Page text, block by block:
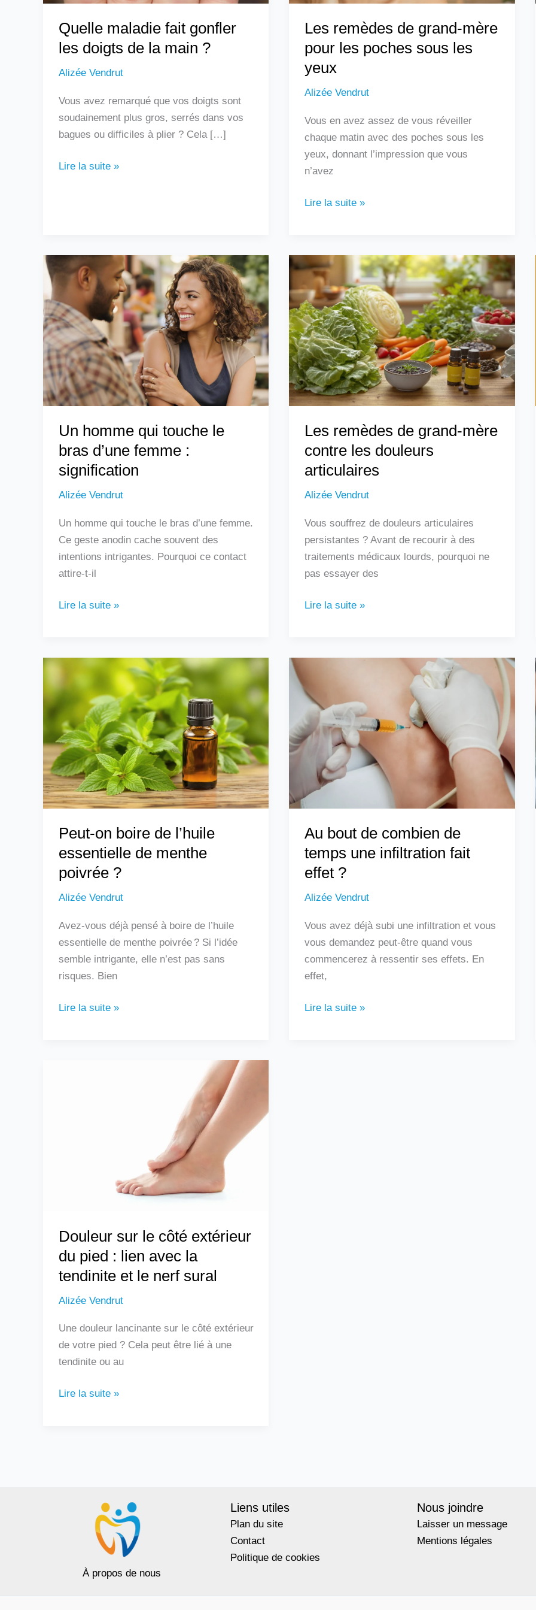
Quelle maladie fait gonfler
les doigts de la main ?
Alizée Vendrut
Vous avez remarqué que vos doigts sont
soudainement plus gros, serrés dans vos
bagues ou difficiles à plier ? Cela […]
Lire la suite »
Les remèdes de grand-mère
pour les poches sous les
yeux
Alizée Vendrut
Vous en avez assez de vous réveiller
chaque matin avec des poches sous les
yeux, donnant l’impression que vous
n’avez
yeux
Lire la suite »
Un homme qui touche le
bras d’une femme :
signification
Alizée Vendrut
Un homme qui touche le bras d’une femme.
Ce geste anodin cache souvent des
intentions intrigantes. Pourquoi ce contact
attire-t-il
Un
homme
touche
le
bras
d’une
femme
:
Lire la suite »
Les remèdes de grand-mère
contre les douleurs
articulaires
Alizée Vendrut
Vous souffrez de douleurs articulaires
persistantes ? Avant de recourir à des
traitements médicaux lourds, pourquoi ne
pas essayer des
Les
remèdes
de
grand-
mère
contre
les
douleurs
articulaires
Lire la suite »
Peut-on boire de l’huile
essentielle de menthe
poivrée ?
Alizée Vendrut
Avez-vous déjà pensé à boire de l’huile
essentielle de menthe poivrée ? Si l’idée
semble intrigante, elle n’est pas sans
risques. Bien
Peut-
boire
l’huile
essentielle
de
menthe
poivrée
Lire la suite »
Au bout de combien de
temps une infiltration fait
effet ?
Alizée Vendrut
Vous avez déjà subi une infiltration et vous
vous demandez peut-être quand vous
commencerez à ressentir ses effets. En
effet,
de
combien
de
temps
une
infiltration
fait
?
Lire la suite »
Douleur sur le côté extérieur
du pied : lien avec la
tendinite et le nerf sural
Alizée Vendrut
Une douleur lancinante sur le côté extérieur
de votre pied ? Cela peut être lié à une
tendinite ou au
la
tendinite
et
nerf
Lire la suite »
À propos de nous
Liens utiles
Plan du site
Contact
Politique de cookies
Nous joindre
Laisser un message
Mentions légales